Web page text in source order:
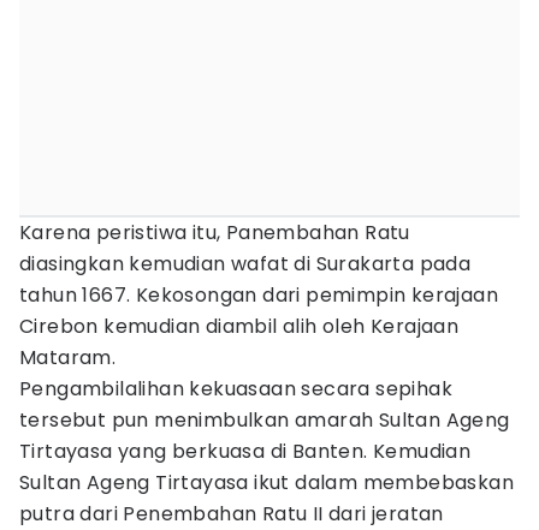
Karena peristiwa itu, Panembahan Ratu
diasingkan kemudian wafat di Surakarta pada
tahun 1667. Kekosongan dari pemimpin kerajaan
Cirebon kemudian diambil alih oleh Kerajaan
Mataram.
Pengambilalihan kekuasaan secara sepihak
tersebut pun menimbulkan amarah Sultan Ageng
Tirtayasa yang berkuasa di Banten. Kemudian
Sultan Ageng Tirtayasa ikut dalam membebaskan
putra dari Penembahan Ratu II dari jeratan